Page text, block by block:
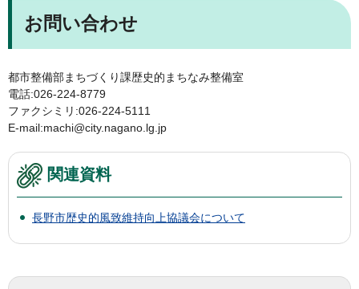
お問い合わせ
都市整備部まちづくり課歴史的まちなみ整備室
電話:026-224-8779
ファクシミリ:026-224-5111
E-mail:machi@city.nagano.lg.jp
関連資料
長野市歴史的風致維持向上協議会について